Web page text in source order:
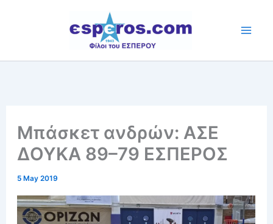
Μπάσκετ ανδρών: ΑΣΕ
ΔΟΥΚΑ 89–79 ΕΣΠΕΡΟΣ
5 May 2019